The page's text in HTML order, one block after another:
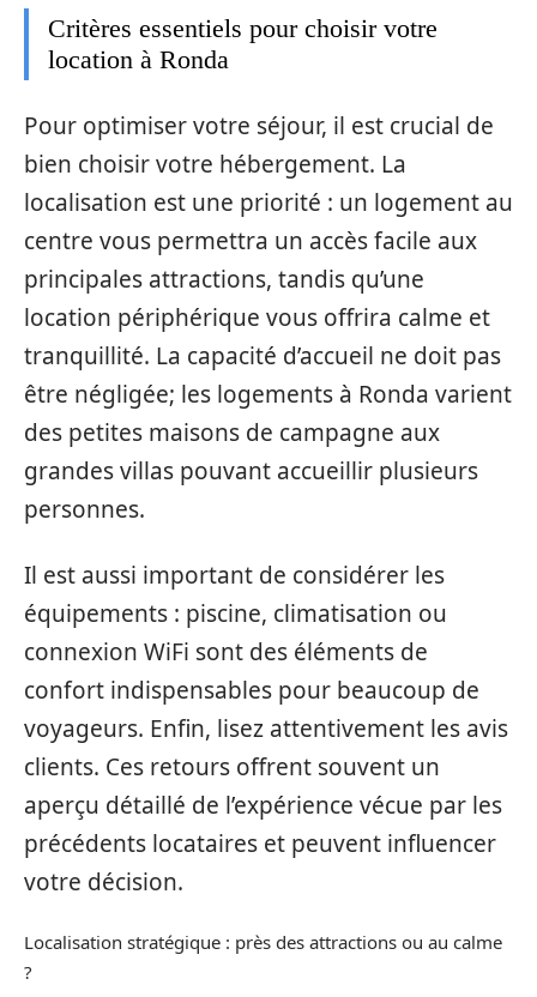
Critères essentiels pour choisir votre
location à Ronda
Pour optimiser votre séjour, il est crucial de
bien choisir votre hébergement. La
localisation est une priorité : un logement au
centre vous permettra un accès facile aux
principales attractions, tandis qu’une
location périphérique vous offrira calme et
tranquillité. La capacité d’accueil ne doit pas
être négligée; les logements à Ronda varient
des petites maisons de campagne aux
grandes villas pouvant accueillir plusieurs
personnes.
Il est aussi important de considérer les
équipements : piscine, climatisation ou
connexion WiFi sont des éléments de
confort indispensables pour beaucoup de
voyageurs. Enfin, lisez attentivement les avis
clients. Ces retours offrent souvent un
aperçu détaillé de l’expérience vécue par les
précédents locataires et peuvent influencer
votre décision.
Localisation stratégique : près des attractions ou au calme
?